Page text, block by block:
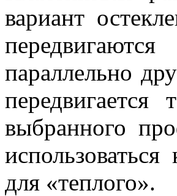
вариант
параллельно
выбранного
для «теплого».